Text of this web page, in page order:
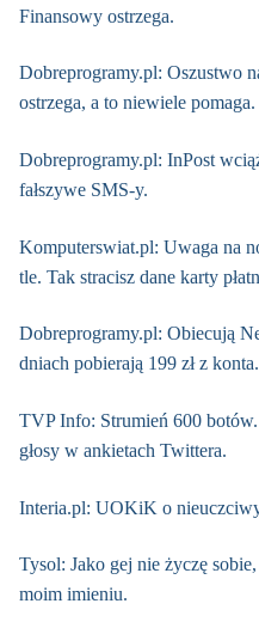
Finansowy ostrzega.
Dobreprogramy.pl: Oszustwo
ostrzega, a to niewiele pomaga.
Dobreprogramy.pl: InPost
fałszywe SMS-y.
Komputerswiat.pl: Uwaga na
tle. Tak stracisz dane karty
Dobreprogramy.pl: Obiecują
dniach pobierają 199 zł z konta.
TVP Info: Strumień 600
głosy w ankietach Twittera.
Interia.pl: UOKiK o
Tysol: Jako gej nie życzę
moim imieniu.